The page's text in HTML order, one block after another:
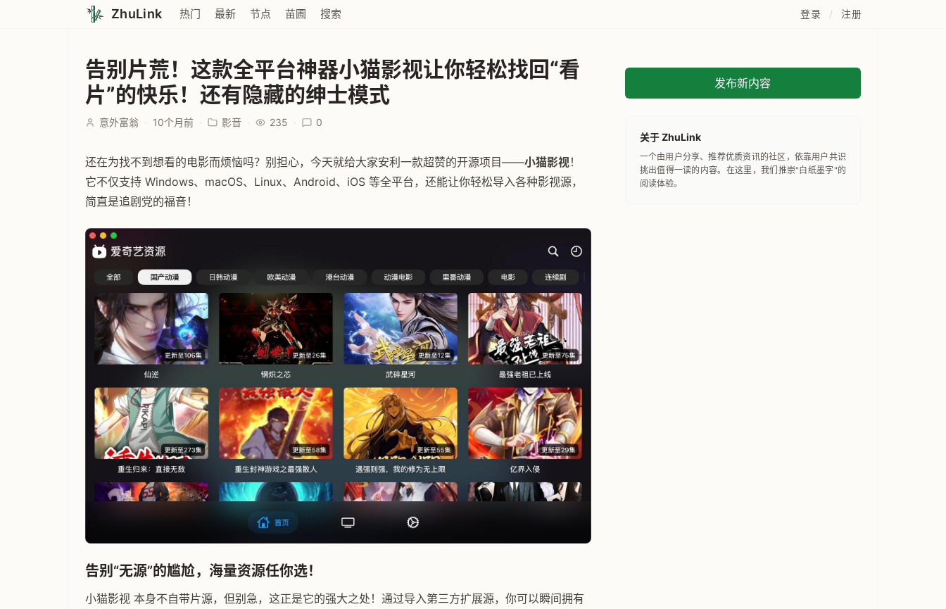
ZhuLink 热门 最新 节点 苗圃 搜索 登录 / 注册
告别片荒！这款全平台神器小猫影视让你轻松找回“看
片”的快乐！还有隐藏的绅士模式
意外富翁 · 10个月前 · 影音 · 235 · 0
还在为找不到想看的电影而烦恼吗？别担心，今天就给大家安利一款超赞的开源项目——小猫影视！
它不仅支持 Windows、macOS、Linux、Android、iOS 等全平台，还能让你轻松导入各种影视源，
简直是追剧党的福音！
告别“无源”的尴尬，海量资源任你选！
小猫影视 本身不自带片源，但别急，这正是它的强大之处！通过导入第三方扩展源，你可以瞬间拥有
发布新内容
关于 ZhuLink
一个由用户分享、推荐优质资讯的社区，依靠用户共识
挑出值得一读的内容。在这里，我们推崇"白纸墨字"的
阅读体验。